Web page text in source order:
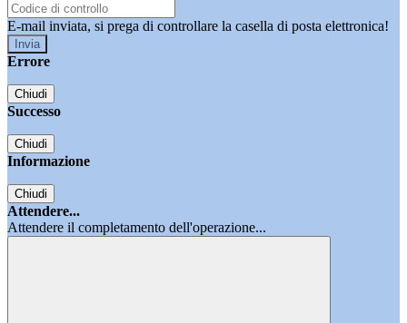
E-mail inviata, si prega di controllare la casella di posta elettronica!
Errore
Chiudi
Successo
Chiudi
Informazione
Chiudi
Attendere...
Attendere il completamento dell'operazione...